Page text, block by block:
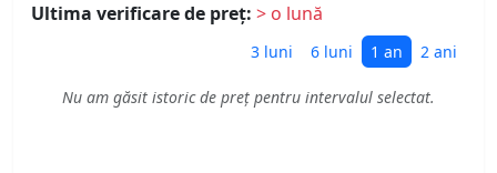
Ultima verificare de preț: > o lună
3 luni 6 luni 1 an 2 ani
Nu am găsit istoric de preț pentru intervalul selectat.